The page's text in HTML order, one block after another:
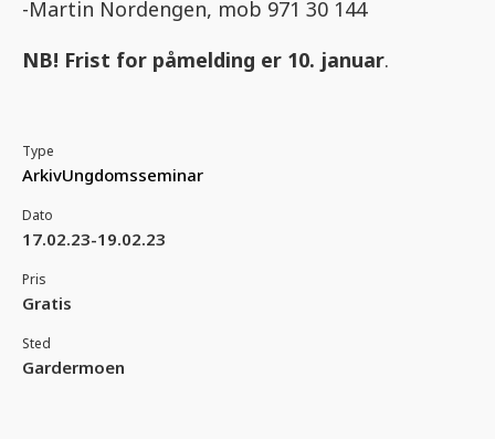
Type
ArkivUngdomsseminar
Dato
17.02.23-19.02.23
Pris
Gratis
Sted
Gardermoen
-Martin Nordengen, mob 971 30 144
NB! Frist for påmelding er 10. januar.